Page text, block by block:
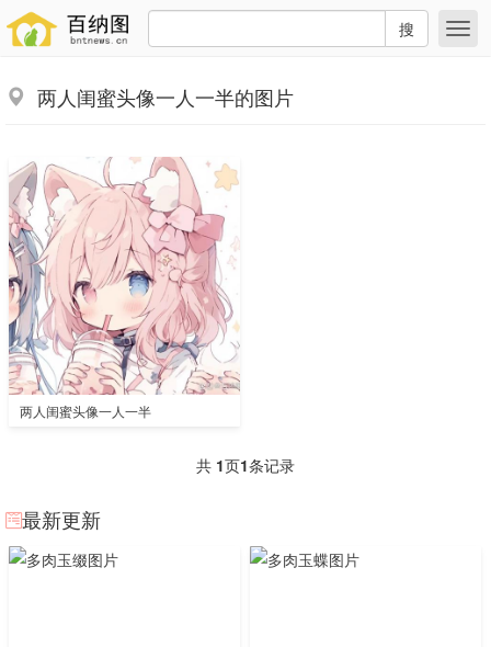
搜
两人闺蜜头像一人一半的图片
两人闺蜜头像一人一半
共 1页1条记录
最新更新